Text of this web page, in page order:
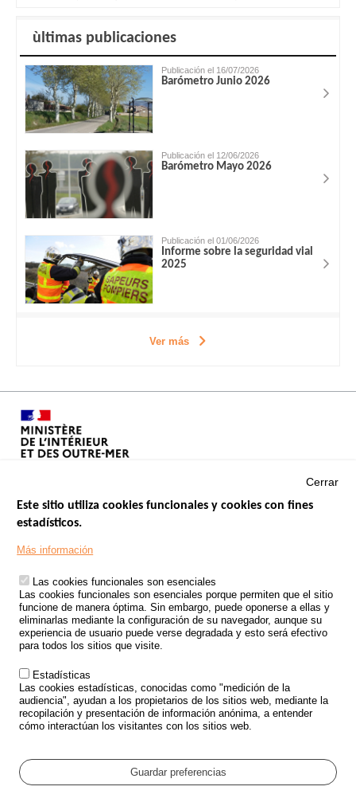
ùltimas publicaciones
Publicación el 16/07/2026
Barómetro Junio 2026
Publicación el 12/06/2026
Barómetro Mayo 2026
Publicación el 01/06/2026
Informe sobre la seguridad vial
2025
Ver más
Footer
TRATAMIENTO DE DATOS PERSONALES PROCEDENTES DE
ACCIDENTES DE TRÁFICO
ESTUDIOS
CONVOCATORIA DE PROYECTOS DE ESTUDIOS
POLÍTICA DE SEGURIDAD VIAL
Outils
EVENTOS
GLOSARIO
Cookie settings
Cerrar
Este sitio utiliza cookies funcionales y cookies con fines
estadísticos.
Más información
Las cookies funcionales son esenciales
Las cookies funcionales son esenciales porque permiten que el sitio
funcione de manera óptima. Sin embargo, puede oponerse a ellas y
eliminarlas mediante la configuración de su navegador, aunque su
experiencia de usuario puede verse degradada y esto será efectivo
para todos los sitios que visite.
Estadísticas
Las cookies estadísticas, conocidas como "medición de la
audiencia", ayudan a los propietarios de los sitios web, mediante la
recopilación y presentación de información anónima, a entender
cómo interactúan los visitantes con los sitios web.
Guardar preferencias